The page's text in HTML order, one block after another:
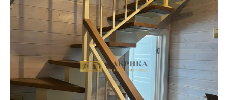
Производство и установка лестниц на
металлокаркасе в Москве и МО с 2016
года